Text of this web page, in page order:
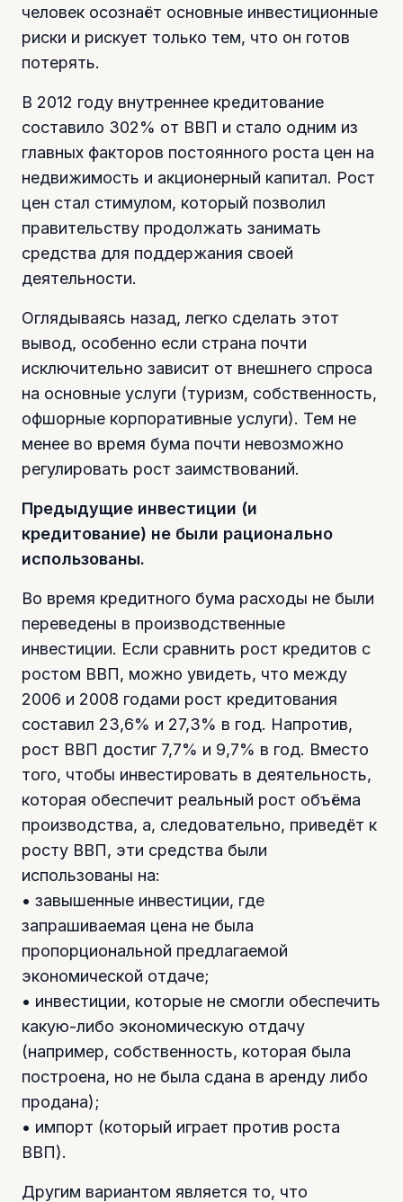
человек осознаёт основные инвестиционные
риски и рискует только тем, что он готов
потерять.
В 2012 году внутреннее кредитование
составило 302% от ВВП и стало одним из
главных факторов постоянного роста цен на
недвижимость и акционерный капитал. Рост
цен стал стимулом, который позволил
правительству продолжать занимать
средства для поддержания своей
деятельности.
Оглядываясь назад, легко сделать этот
вывод, особенно если страна почти
исключительно зависит от внешнего спроса
на основные услуги (туризм, собственность,
офшорные корпоративные услуги). Тем не
менее во время бума почти невозможно
регулировать рост заимствований.
Предыдущие инвестиции (и
кредитование) не были рационально
использованы.
Во время кредитного бума расходы не были
переведены в производственные
инвестиции. Если сравнить рост кредитов с
ростом ВВП, можно увидеть, что между
2006 и 2008 годами рост кредитования
составил 23,6% и 27,3% в год. Напротив,
рост ВВП достиг 7,7% и 9,7% в год. Вместо
того, чтобы инвестировать в деятельность,
которая обеспечит реальный рост объёма
производства, а, следовательно, приведёт к
росту ВВП, эти средства были
использованы на:
• завышенные инвестиции, где
запрашиваемая цена не была
пропорциональной предлагаемой
экономической отдаче;
• инвестиции, которые не смогли обеспечить
какую-либо экономическую отдачу
(например, собственность, которая была
построена, но не была сдана в аренду либо
продана);
• импорт (который играет против роста
ВВП).
Другим вариантом является то, что